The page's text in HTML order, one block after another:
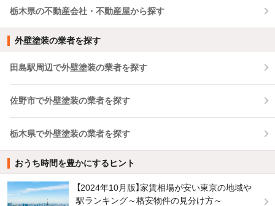
栃木県の不動産会社・不動産屋から探す
外壁塗装の業者を探す
田島駅周辺で外壁塗装の業者を探す
佐野市で外壁塗装の業者を探す
栃木県で外壁塗装の業者を探す
おうち時間を豊かにするヒント
【2024年10月版】家賃相場が安い東京の地域や
駅ランキング～格安物件の見分け方～